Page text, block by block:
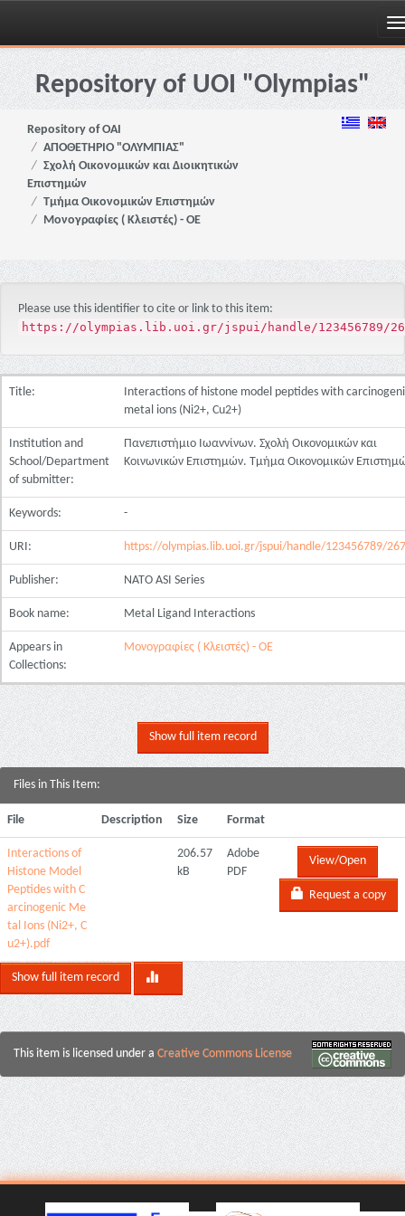
Skip
navigationRepository of UOI "Olympias"
Repository of OAI
ΑΠΟΘΕΤΗΡΙΟ "ΟΛΥΜΠΙΑΣ"
Σχολή Οικονομικών και Διοικητικών
Επιστημών
Τμήμα Οικονομικών Επιστημών
Μονογραφίες ( Κλειστές) - ΟΕ
Please use this identifier to cite or link to this item:
https://olympias.lib.uoi.gr/jspui/handle/123456789/
Title:
Interactions of histone model peptides with
metal ions (Ni2+, Cu2+)
Institution and
School/Department
of submitter:
Πανεπιστήμιο Ιωαννίνων. Σχολή Οικονομικών και
Κοινωνικών Επιστημών. Τμήμα Οικονομικών
Keywords: -
URI: https://olympias.lib.uoi.gr/jspui/handle/123456789/
Publisher: NATO ASI Series
Book name: Metal Ligand Interactions
Appears in
Collections:
Μονογραφίες ( Κλειστές) - ΟΕ
Show full item record
Files in This Item:
File Description Size Format
Interactions of
Histone Model
Peptides with C
arcinogenic Me
tal Ions (Ni2+, C
u2+).pdf
206.57
kB
Adobe
PDF
View/Open
Request a copy
Show full item record
This item is licensed under a Creative Commons License